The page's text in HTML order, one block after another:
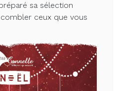
sa sélection
ceux que vous